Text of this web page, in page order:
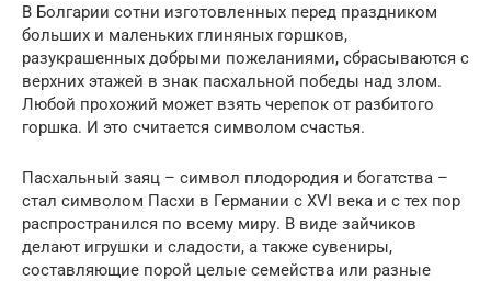
В Болгарии сотни изготовленных перед праздником
больших и маленьких глиняных горшков,
разукрашенных добрыми пожеланиями, сбрасываются с
верхних этажей в знак пасхальной победы над злом.
Любой прохожий может взять черепок от разбитого
горшка. И это считается символом счастья.
Пасхальный заяц – символ плодородия и богатства –
стал символом Пасхи в Германии с XVI века и с тех пор
распространился по всему миру. В виде зайчиков
делают игрушки и сладости, а также сувениры,
составляющие порой целые семейства или разные